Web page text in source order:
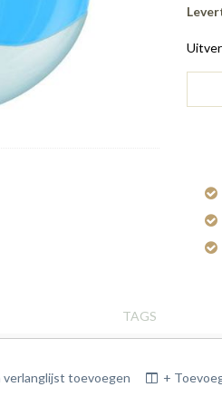
TAGS
verlanglijst toevoegen +